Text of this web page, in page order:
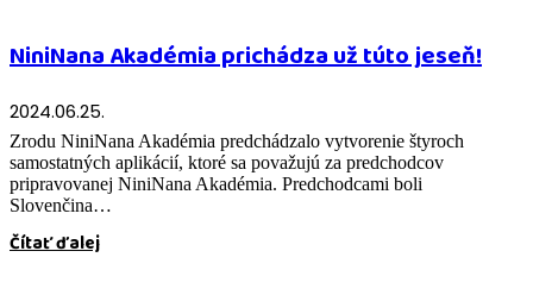
NiniNana Akadémia prichádza už túto jeseň!
2024.06.25.
Zrodu NiniNana Akadémia predchádzalo vytvorenie štyroch
samostatných aplikácií, ktoré sa považujú za predchodcov
pripravovanej NiniNana Akadémia. Predchodcami boli
Slovenčina…
Čítať ďalej